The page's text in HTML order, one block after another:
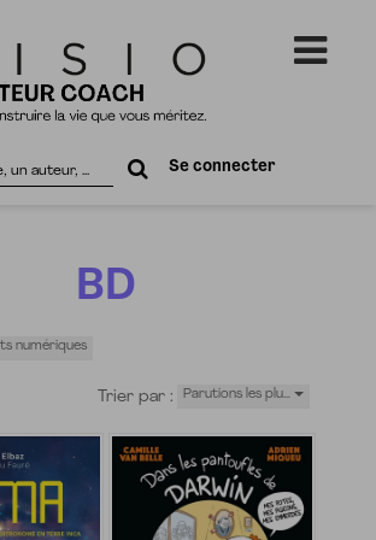
Se connecter
BD
numériques
Trier par : Parutions les plu…